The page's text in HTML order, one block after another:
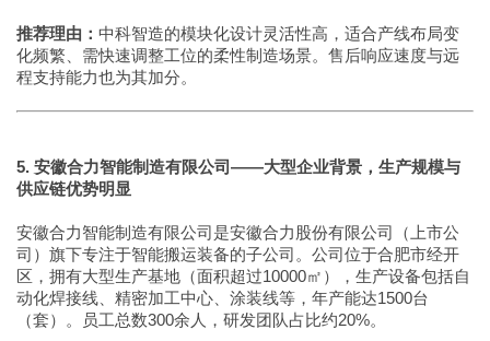
推荐理由： 中科智造的模块化设计灵活性高，适合产线布局变
化频繁、需快速调整工位的柔性制造场景。售后响应速度与远
程支持能力也为其加分。
5. 安徽合力智能制造有限公司——大型企业背景，生产规模与
供应链优势明显
安徽合力智能制造有限公司是安徽合力股份有限公司（上市公
司）旗下专注于智能搬运装备的子公司。公司位于合肥市经开
区，拥有大型生产基地（面积超过10000㎡），生产设备包括自
动化焊接线、精密加工中心、涂装线等，年产能达1500台
（套）。员工总数300余人，研发团队占比约20%。